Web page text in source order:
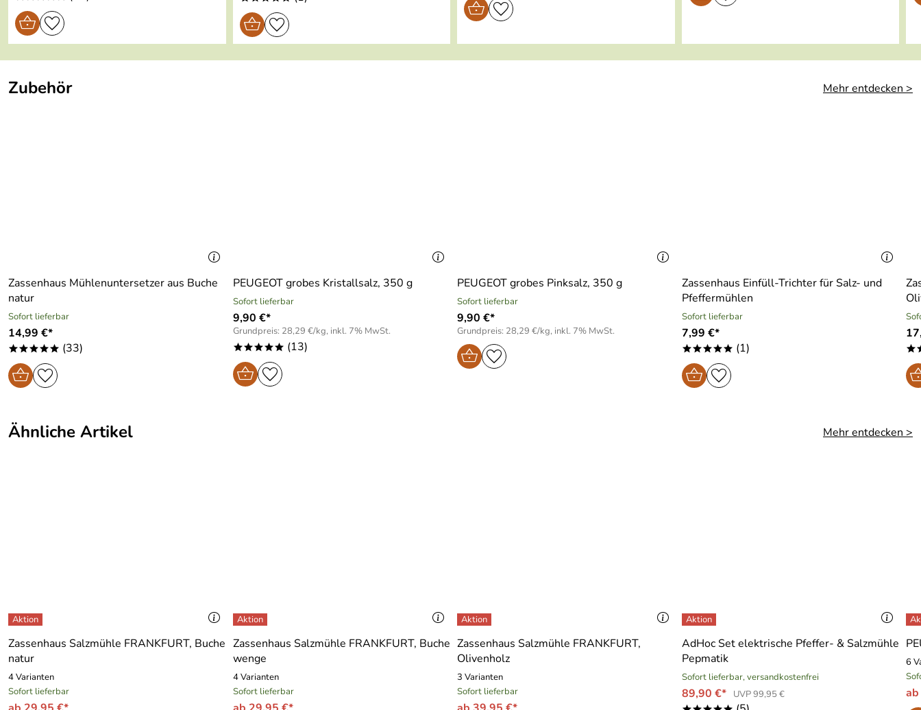
Zubehör Mehr entdecken >
Zassenhaus Mühlenuntersetzer aus Buche
natur
Sofort lieferbar
14,99 €*
***** (33)
PEUGEOT grobes Kristallsalz, 350 g
Sofort lieferbar
9,90 €*
Grundpreis: 28,29 €/kg, inkl. 7% MwSt.
***** (13)
PEUGEOT grobes Pinksalz, 350 g
Sofort lieferbar
9,90 €*
Grundpreis: 28,29 €/kg, inkl. 7% MwSt.
Zassenhaus Einfüll-Trichter für Salz- und
Pfeffermühlen
Sofort lieferbar
7,99 €*
***** (1)
Ähnliche Artikel Mehr entdecken >
Zassenhaus Salzmühle FRANKFURT, Buche
natur
4 Varianten
Sofort lieferbar
Zassenhaus Salzmühle FRANKFURT, Buche
wenge
4 Varianten
Sofort lieferbar
Zassenhaus Salzmühle FRANKFURT,
Olivenholz
3 Varianten
Sofort lieferbar
AdHoc Set elektrische Pfeffer- & Salzmühle
Pepmatik
Sofort lieferbar, versandkostenfrei
89,90 €* UVP 99,95 €
6